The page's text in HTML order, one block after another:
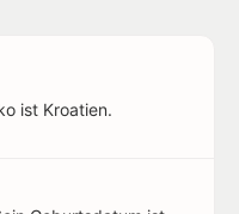
ist Kroatien.